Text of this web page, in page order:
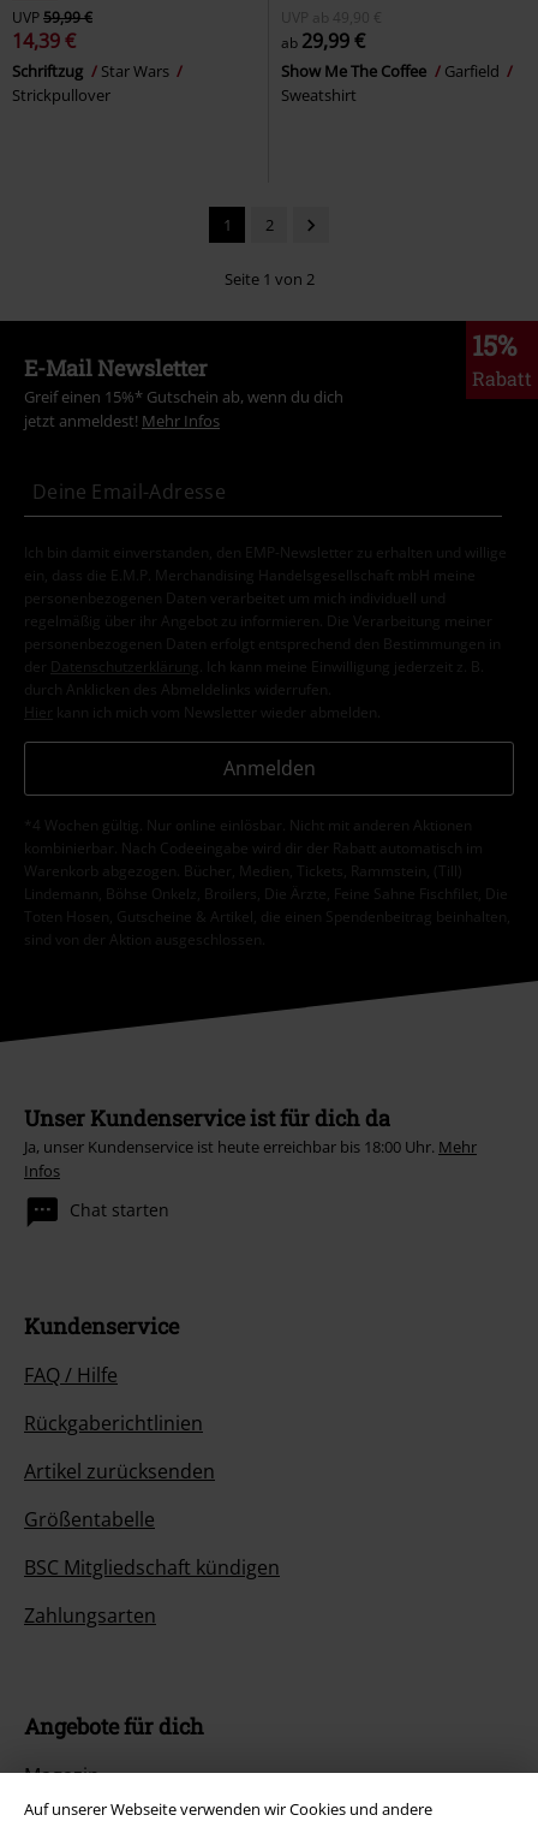
Auf unserer Webseite verwenden wir Cookies und andere
UVP59,99 €
14,39 €
Schriftzug
Star Wars
Strickpullover
UVP
ab
49,90 €
ab 29,99 €
Show Me The Coffee
Garfield
Sweatshirt
1 2
Seite 1 von 2
15%
Rabatt
E-Mail Newsletter
Greif einen 15%* Gutschein ab, wenn du dich
jetzt anmeldest! Mehr Infos
Ich bin damit einverstanden, den EMP-Newsletter zu erhalten und willige
ein, dass die E.M.P. Merchandising Handelsgesellschaft mbH meine
personenbezogenen Daten verarbeitet um mich individuell und
regelmäßig über ihr Angebot zu informieren. Die Verarbeitung meiner
personenbezogenen Daten erfolgt entsprechend den Bestimmungen in
der
Datenschutzerklärung
. Ich kann meine Einwilligung jederzeit z. B.
durch Anklicken des Abmeldelinks widerrufen.
Hier kann ich mich vom Newsletter wieder abmelden.
Anmelden
*4 Wochen gültig. Nur online einlösbar. Nicht mit anderen Aktionen
kombinierbar. Nach Codeeingabe wird dir der Rabatt automatisch im
Warenkorb abgezogen. Bücher, Medien, Tickets, Rammstein, (Till)
Lindemann, Böhse Onkelz, Broilers, Die Ärzte, Feine Sahne Fischfilet, Die
Toten Hosen, Gutscheine & Artikel, die einen Spendenbeitrag beinhalten,
sind von der Aktion ausgeschlossen.
Unser Kundenservice ist für dich da
Ja, unser Kundenservice ist heute erreichbar bis 18:00 Uhr. Mehr
Infos
Chat starten
Kundenservice
FAQ / Hilfe
Rückgaberichtlinien
Artikel zurücksenden
Größentabelle
BSC Mitgliedschaft kündigen
Zahlungsarten
Angebote für dich
Magazin